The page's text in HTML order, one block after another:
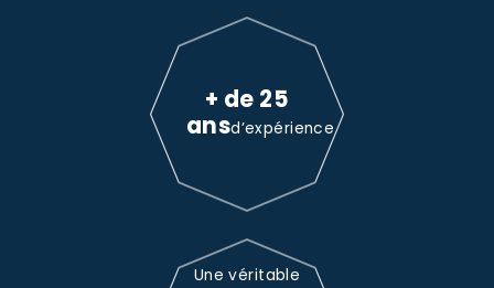
+ de 25
ansd’expérience
Une véritable